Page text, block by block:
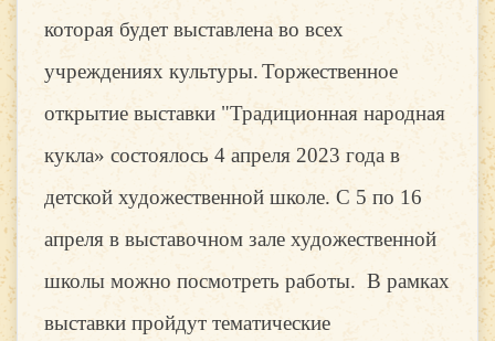
которая будет выставлена во всех
учреждениях культуры.Торжественное
открытие выставки "Традиционная народная
кукла» состоялось 4 апреля 2023 года в
детской художественной школе. С 5 по 16
апреля в выставочном зале художественной
школы можно посмотреть работы. В рамках
выставки пройдут тематические